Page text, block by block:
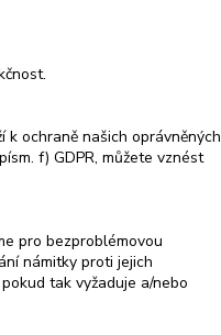
k ochraně našich oprávněných
f) GDPR, můžete vznést
pro bezproblémovou
námitky proti jejich
tak vyžaduje a/nebo